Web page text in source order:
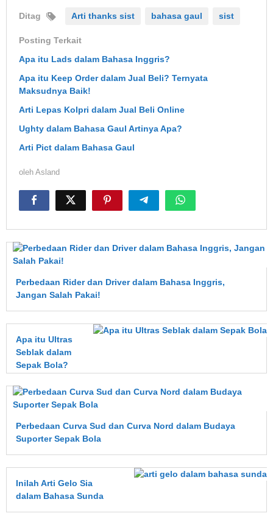
Ditag Arti thanks sist bahasa gaul sist
Posting Terkait
Apa itu Lads dalam Bahasa Inggris?
Apa itu Keep Order dalam Jual Beli? Ternyata
Maksudnya Baik!
Arti Lepas Kolpri dalam Jual Beli Online
Ughty dalam Bahasa Gaul Artinya Apa?
Arti Pict dalam Bahasa Gaul
oleh Asland
Perbedaan Rider dan Driver dalam Bahasa Inggris,
Jangan Salah Pakai!
Apa itu Ultras
Seblak dalam
Sepak Bola?
Perbedaan Curva Sud dan Curva Nord dalam Budaya
Suporter Sepak Bola
Inilah Arti Gelo Sia
dalam Bahasa Sunda